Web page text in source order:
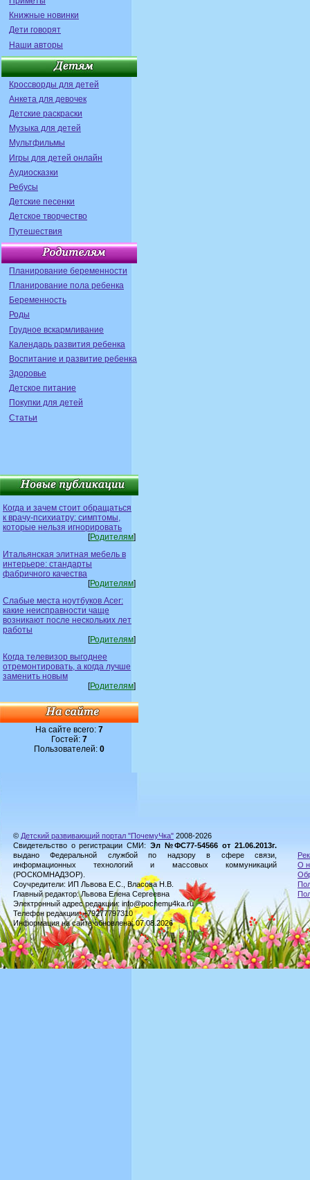
Книжные новинки
Дети говорят
Наши авторы
Кроссворды для детей
Анкета для девочек
Детские раскраски
Музыка для детей
Мультфильмы
Игры для детей онлайн
Аудиосказки
Ребусы
Детские песенки
Детское творчество
Путешествия
Планирование беременности
Планирование пола ребенка
Беременность
Роды
Грудное вскармливание
Календарь развития ребенка
Воспитание и развитие ребенка
Здоровье
Детское питание
Покупки для детей
Статьи
Когда и зачем стоит обращаться
к врачу-психиатру: симптомы,
которые нельзя игнорировать
[Родителям]
Итальянская элитная мебель в
интерьере: стандарты
фабричного качества
[Родителям]
Слабые места ноутбуков Acer:
какие неисправности чаще
возникают после нескольких лет
работы
[Родителям]
Когда телевизор выгоднее
отремонтировать, а когда лучше
заменить новым
[Родителям]
На сайте всего: 7
Гостей: 7
Пользователей: 0
© Детский развивающий портал "ПочемуЧка" 2008-2026
Свидетельство о регистрации СМИ: Эл №ФС77-54566 от 21.06.2013г.
выдано Федеральной службой по надзору в сфере связи,
информационных технологий и массовых коммуникаций
(РОСКОМНАДЗОР).
Соучредители: ИП Львова Е.С., Власова Н.В.
Главный редактор: Львова Елена Сергеевна
Электронный адрес редакции: info@pochemu4ka.ru
Телефон редакции: +79277797310
Информация на сайте обновлена: 07.08.2026
О